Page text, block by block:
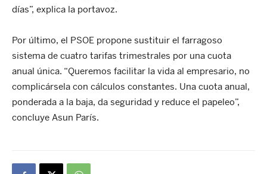
días”, explica la portavoz.
Por último, el PSOE propone sustituir el farragoso
sistema de cuatro tarifas trimestrales por una cuota
anual única. “Queremos facilitar la vida al empresario, no
complicársela con cálculos constantes. Una cuota anual,
ponderada a la baja, da seguridad y reduce el papeleo”,
concluye Asun París.